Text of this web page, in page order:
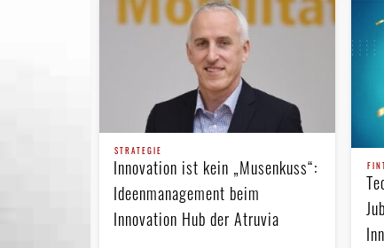
STRATEGIE
Innovation ist kein „Musenkuss“:
Ideenmanagement beim
Innovation Hub der Atruvia